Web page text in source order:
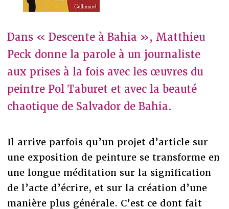
Dans « Descente à Bahia », Matthieu
Peck donne la parole à un journaliste
aux prises à la fois avec les œuvres du
peintre Pol Taburet et avec la beauté
chaotique de Salvador de Bahia.
Il arrive parfois qu’un projet d’article sur
une exposition de peinture se transforme en
une longue méditation sur la signification
de l’acte d’écrire, et sur la création d’une
manière plus générale. C’est ce dont fait